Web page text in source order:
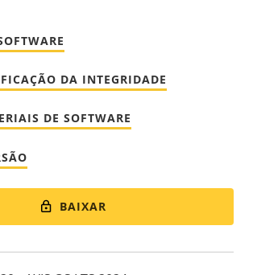
DA INTEGRIDADE
DE SOFTWARE
BAIXAR